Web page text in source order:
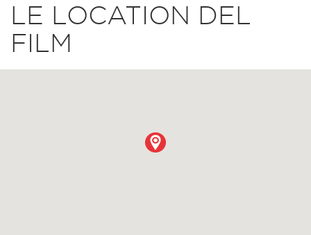
LE LOCATION DEL
FILM